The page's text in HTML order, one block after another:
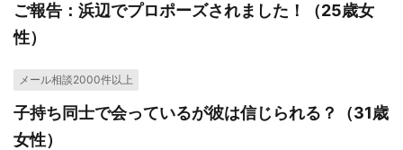
ご報告：浜辺でプロポーズされました！（25歳女
性）
メール相談2000件以上
子持ち同士で会っているが彼は信じられる？（31歳
女性）